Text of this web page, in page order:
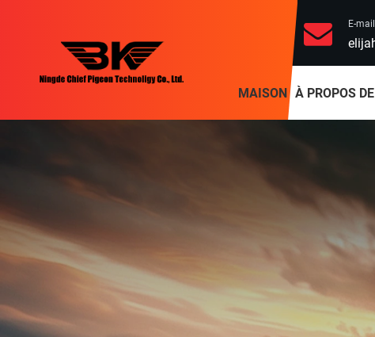
E-mail
MAISON À PROPOS